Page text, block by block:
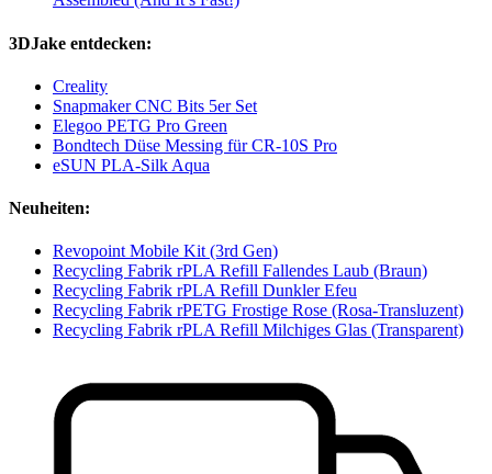
3DJake entdecken:
Creality
Snapmaker CNC Bits 5er Set
Elegoo PETG Pro Green
Bondtech Düse Messing für CR-10S Pro
eSUN PLA-Silk Aqua
Neuheiten:
Revopoint Mobile Kit (3rd Gen)
Recycling Fabrik rPLA Refill Fallendes Laub (Braun)
Recycling Fabrik rPLA Refill Dunkler Efeu
Recycling Fabrik rPETG Frostige Rose (Rosa-Transluzent)
Recycling Fabrik rPLA Refill Milchiges Glas (Transparent)